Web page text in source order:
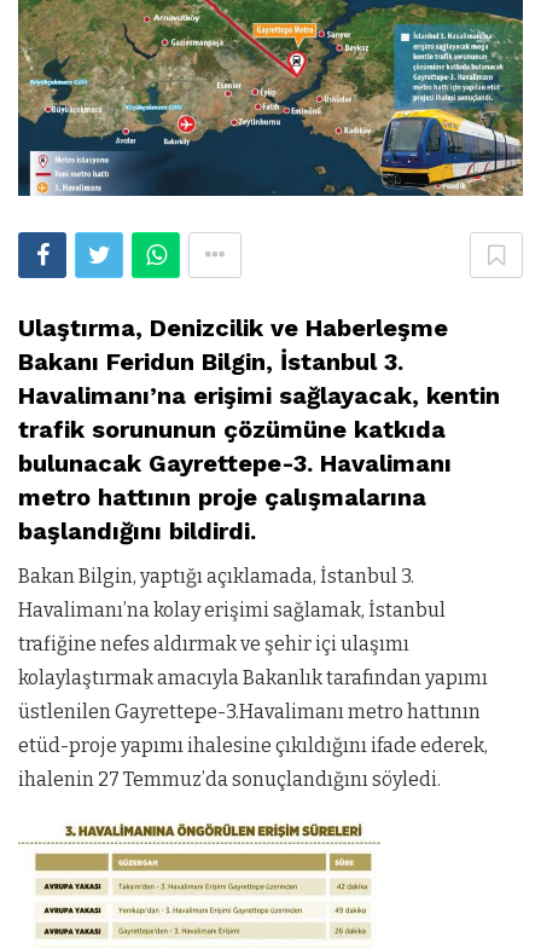
Ulaştırma, Denizcilik ve Haberleşme
Bakanı Feridun Bilgin, İstanbul 3.
Havalimanı’na erişimi sağlayacak, kentin
trafik sorununun çözümüne katkıda
bulunacak Gayrettepe-3. Havalimanı
metro hattının proje çalışmalarına
başlandığını bildirdi.
Bakan Bilgin, yaptığı açıklamada, İstanbul 3.
Havalimanı’na kolay erişimi sağlamak, İstanbul
trafiğine nefes aldırmak ve şehir içi ulaşımı
kolaylaştırmak amacıyla Bakanlık tarafından yapımı
üstlenilen Gayrettepe-3.Havalimanı metro hattının
etüd-proje yapımı ihalesine çıkıldığını ifade ederek,
ihalenin 27 Temmuz’da sonuçlandığını söyledi.